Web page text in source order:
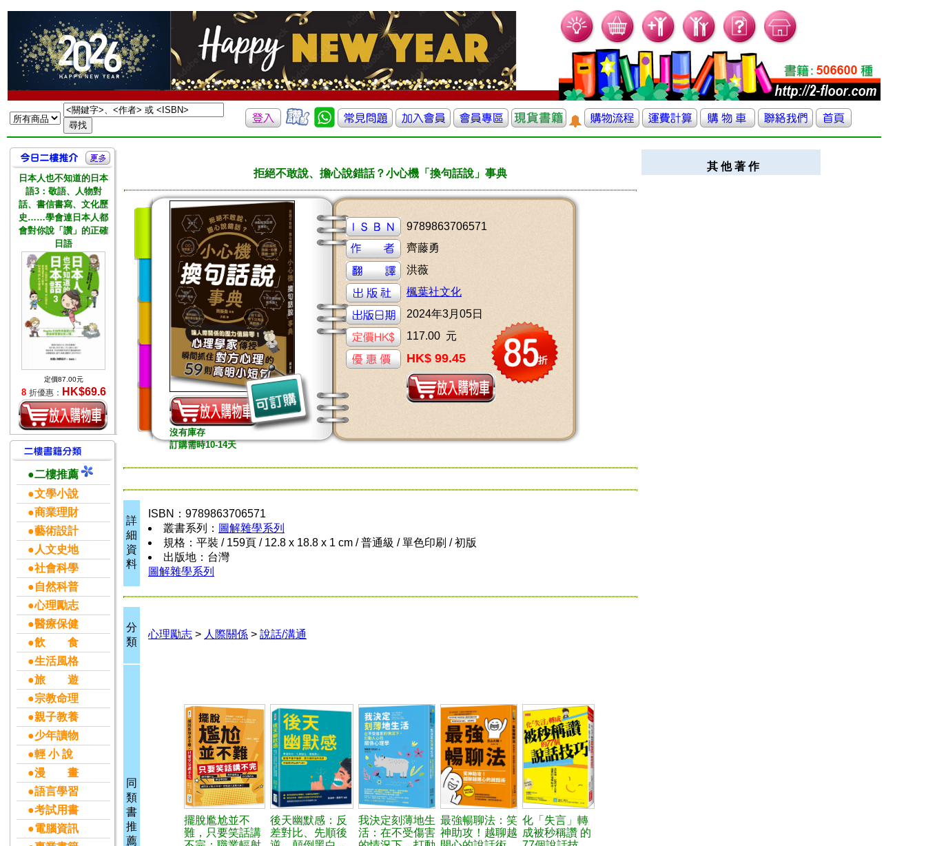
日本人也不知道的日本
語3：敬語、人物對
話、書信書寫、文化歷
史……學會連日本人都
會對你說「讚」的正確
日語
定價87.00元
8 折優惠： HK$69.6
●二樓推薦
●文學小說
●商業理財
●藝術設計
●人文史地
●社會科學
●自然科普
●心理勵志
●醫療保健
●飲 食
●生活風格
●旅 遊
●宗教命理
●親子教養
●少年讀物
●輕 小 說
●漫 畫
●語言學習
●考試用書
●電腦資訊
拒絕不敢說、擔心說錯話？小心機「換句話說」事典
沒有庫存
訂購需時10-14天
9789863706571
齊藤勇
洪薇
楓葉社文化
2024年3月05日
117.00 元
HK$ 99.45
詳
細
資
料
ISBN：9789863706571
叢書系列： 圖解雜學系列
規格：平裝 / 159頁 / 12.8 x 18.8 x 1 cm / 普通級 / 單色印刷 / 初版
出版地：台灣
圖解雜學系列
分
類
心理勵志 > 人際關係 > 說話/溝通
同
類
書
推
薦
擺脫尷尬並不
難，只要笑話講
後天幽默感：反
差對比、先順後
我決定刻薄地生
活：在不受傷害
最強暢聊法：笑
神助攻！越聊越
化「失言」轉
成被秒稱讚 的
其 他 著 作